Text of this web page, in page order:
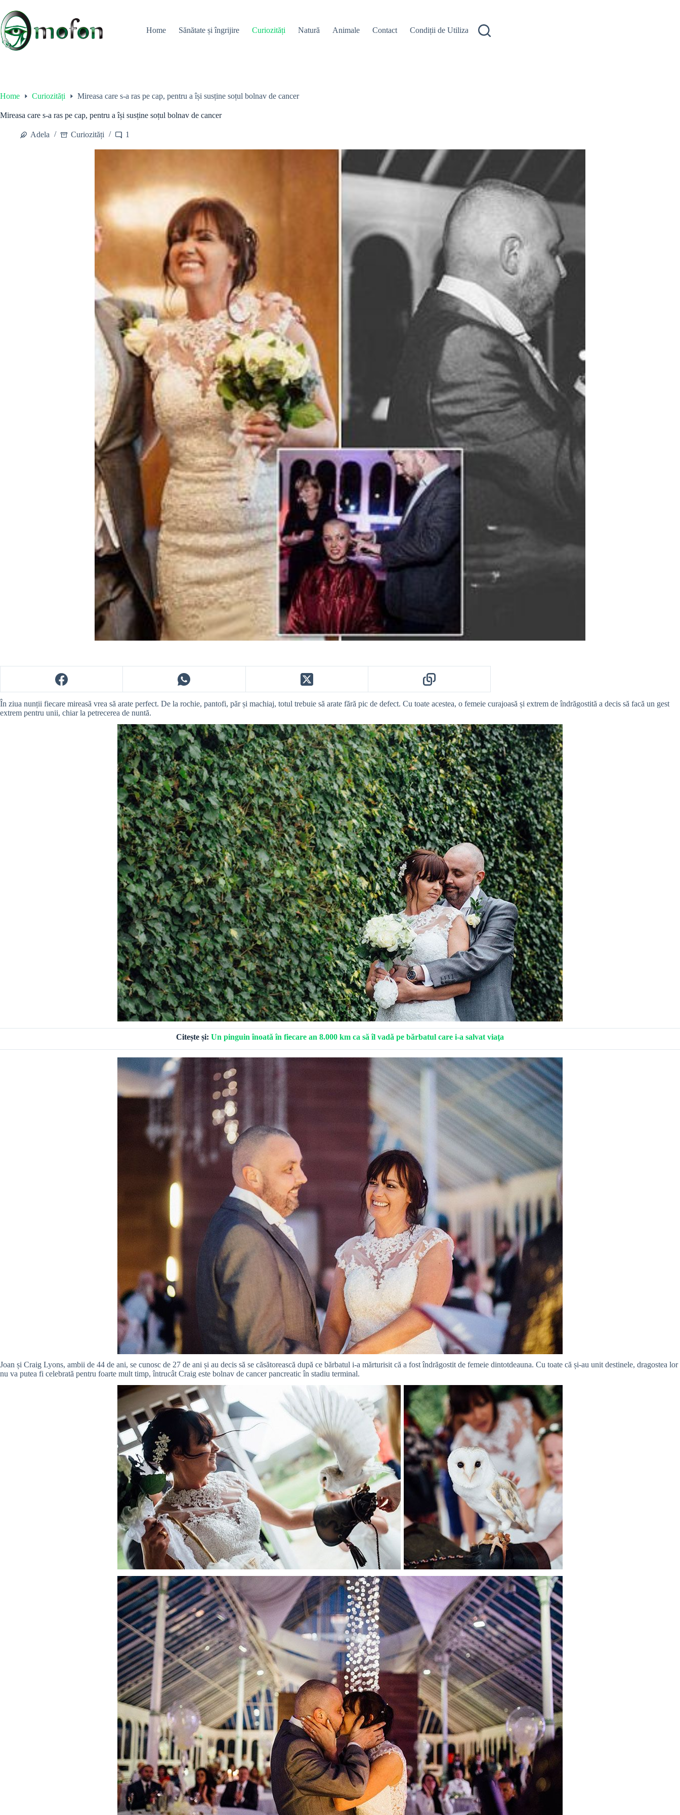
content
Home
Sănătate și îngrijire Curiozități Natură Animale Contact Condiții de Utilizare
Home Curiozități Mireasa care s-a ras pe cap, pentru a își susține soțul bolnav de cancer
Mireasa care s-a ras pe cap, pentru a își susține soțul bolnav de cancer
Adela Curiozități 1
În ziua nunții fiecare mireasă vrea să arate perfect. De la rochie, pantofi, păr și machiaj, totul trebuie să arate fără pic de defect. Cu toate acestea, o femeie curajoasă și extrem de îndrăgostită a decis să facă un gest
extrem pentru unii, chiar la petrecerea de nuntă.
Citește și: Un pinguin înoată în fiecare an 8.000 km ca să îl vadă pe bărbatul care i-a salvat viaţa
Joan și Craig Lyons, ambii de 44 de ani, se cunosc de 27 de ani și au decis să se căsătorească după ce bărbatul i-a mărturisit că a fost îndrăgostit de femeie dintotdeauna. Cu toate că și-au unit destinele, dragostea lor
nu va putea fi celebrată pentru foarte mult timp, întrucât Craig este bolnav de cancer pancreatic în stadiu terminal.